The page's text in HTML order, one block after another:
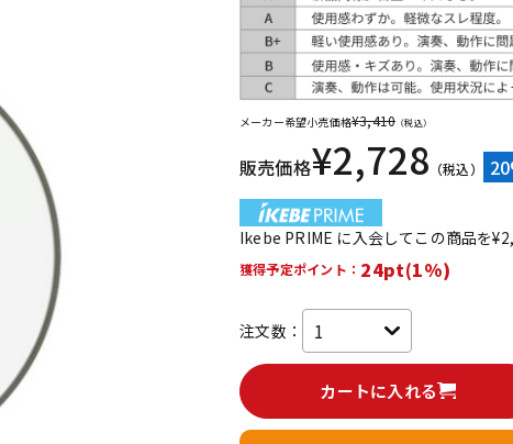
レコーディン
グ機器
配
機
メーカー希望小売価格¥3,410 （税込）
販売価格¥2,728 （税込）
Ikebe PRIME に入会してこの商品を
獲得予定ポイント： 24pt(1%)
注文数：
カートに入れる